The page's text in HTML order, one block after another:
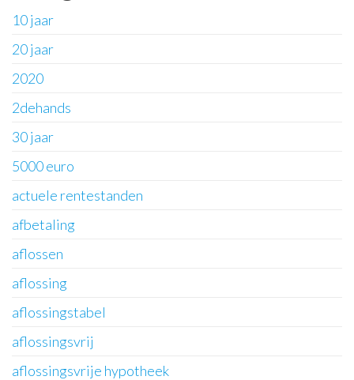
10 jaar
20 jaar
2020
2dehands
30 jaar
5000 euro
actuele rentestanden
afbetaling
aflossen
aflossing
aflossingstabel
aflossingsvrij
aflossingsvrije hypotheek